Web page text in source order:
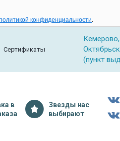
конфиденциальности.
Сертификаты
(пункт
в
Звезды нас
выбирают